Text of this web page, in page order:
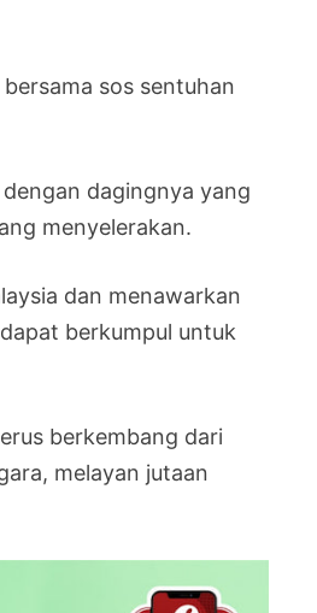
sos sentuhan
dagingnya yang
menyelerakan.
dan menawarkan
berkumpul untuk
berkembang dari
melayan jutaan